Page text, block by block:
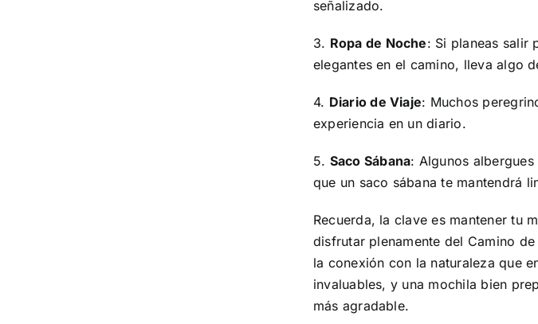
señalizado.
3. Ropa de Noche: Si planeas salir
elegantes en el camino, lleva algo
4. Diario de Viaje: Muchos
experiencia en un diario.
5. Saco Sábana: Algunos
que un saco sábana te mantendrá
Recuerda, la clave es mantener tu
disfrutar plenamente del Camino
la conexión con la naturaleza que
invaluables, y una mochila bien
más agradable.